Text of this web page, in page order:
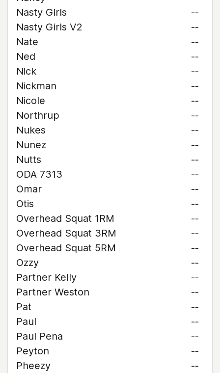
Nasty Girls
--
Nasty Girls V2
--
Nate
--
Ned
--
Nick
--
Nickman
--
Nicole
--
Northrup
--
Nukes
--
Nunez
--
Nutts
--
ODA 7313
--
Omar
--
Otis
--
Overhead Squat 1RM
--
Overhead Squat 3RM
--
Overhead Squat 5RM
--
Ozzy
--
Partner Kelly
--
Partner Weston
--
Pat
--
Paul
--
Paul Pena
--
Peyton
--
Pheezy
--